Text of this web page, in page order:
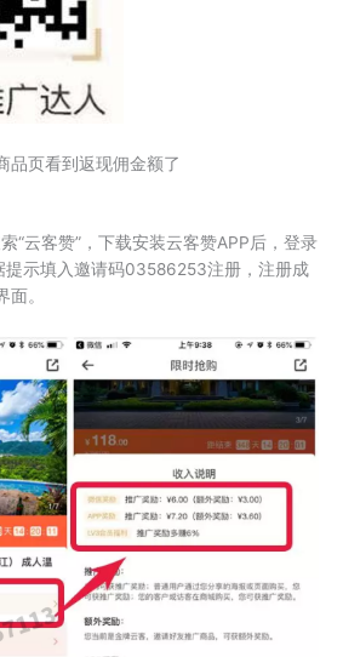
品页看到返现佣金额了
“云客赞”，下载安装云客赞APP后，登录
提示填入邀请码03586253注册，注册成
。